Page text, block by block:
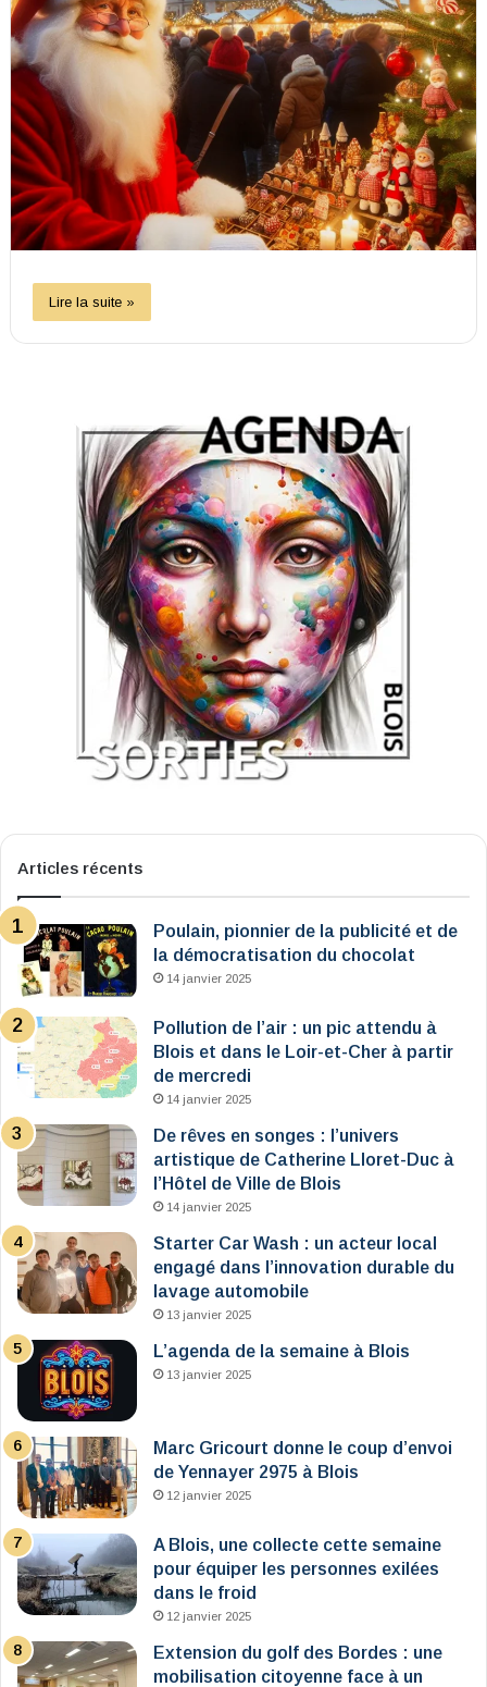
Lire la suite »
Articles récents
Poulain, pionnier de la publicité et de
la démocratisation du chocolat
14 janvier 2025
Pollution de l’air : un pic attendu à
Blois et dans le Loir-et-Cher à partir
de mercredi
14 janvier 2025
De rêves en songes : l’univers
artistique de Catherine Lloret-Duc à
l’Hôtel de Ville de Blois
14 janvier 2025
Starter Car Wash : un acteur local
engagé dans l’innovation durable du
lavage automobile
13 janvier 2025
L’agenda de la semaine à Blois
13 janvier 2025
Marc Gricourt donne le coup d’envoi
de Yennayer 2975 à Blois
12 janvier 2025
A Blois, une collecte cette semaine
pour équiper les personnes exilées
dans le froid
12 janvier 2025
Extension du golf des Bordes : une
mobilisation citoyenne face à un